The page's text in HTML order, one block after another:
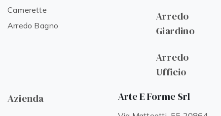
Camerette
Arredo Bagno
Arredo
Giardino
Arredo
Ufficio
Azienda
Arte E Forme Srl